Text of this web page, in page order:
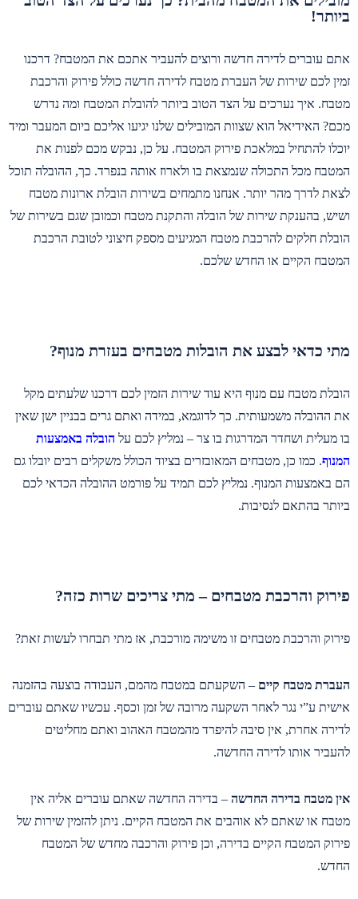
ביותר!
אתם עוברים לדירה חדשה ורוצים להעביר אתכם את המטבח? דרכנו
זמין לכם שירות של העברת מטבח לדירה חדשה כולל פירוק והרכבת
מטבח. איך נערכים על הצד הטוב ביותר להובלת המטבח ומה נדרש
מכם? האידיאל הוא שצוות המובילים שלנו יגיעו אליכם ביום המעבר ומיד
יוכלו להתחיל במלאכת פירוק המטבח. על כן, נבקש מכם לפנות את
המטבח מכל התכולה שנמצאת בו ולארוז אותה בנפרד. כך, ההובלה תוכל
לצאת לדרך מהר יותר. אנחנו מתמחים בשירות הובלת ארונות מטבח
ושיש, בהענקת שירות של הובלה והתקנת מטבח וכמובן שגם בשירות של
הובלת חלקים להרכבת מטבח המגיעים מספק חיצוני לטובת הרכבת
המטבח הקיים או החדש שלכם.
מתי כדאי לבצע את הובלות מטבחים בעזרת מנוף?
הובלת מטבח עם מנוף היא עוד שירות הזמין לכם דרכנו שלעתים מקל
את ההובלה משמעותית. כך לדוגמא, במידה ואתם גרים בבניין ישן שאין
בו מעלית ושחדר המדרגות בו צר – נמליץ לכם על הובלה באמצעות
המנוף. כמו כן, מטבחים המאובזרים בציוד הכולל משקלים רבים יובלו גם
הם באמצעות המנוף. נמליץ לכם תמיד על פורמט ההובלה הכדאי לכם
ביותר בהתאם לנסיבות.
פירוק והרכבת מטבחים – מתי צריכים שרות כזה?
פירוק והרכבת מטבחים זו משימה מורכבת, אז מתי תבחרו לעשות זאת?
העברת מטבח קיים – השקעתם במטבח מהמם, העבודה בוצעה בהזמנה
אישית ע”י נגר לאחר השקעה מרובה של זמן וכסף. עכשיו שאתם עוברים
לדירה אחרת, אין סיבה להיפרד מהמטבח האהוב ואתם מחליטים
להעביר אותו לדירה החדשה.
אין מטבח בדירה החדשה – בדירה החדשה שאתם עוברים אליה אין
מטבח או שאתם לא אוהבים את המטבח הקיים. ניתן להזמין שירות של
פירוק המטבח הקיים בדירה, וכן פירוק והרכבה מחדש של המטבח
החדש.